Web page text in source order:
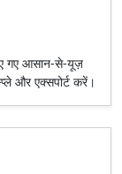
गए आसान-से-यूज़
और एक्सपोर्ट करें।